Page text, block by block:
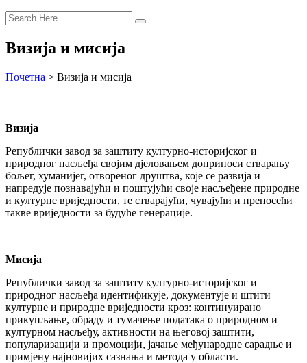
Визија и мисија
Почетна > Визија и мисија
Визија
Републички завод за заштиту културно-историјског и
природног насљеђа својим дјеловањем доприноси стварању
бољег, хуманијег, отвореног друштва, које се развија и
напредује познавајући и поштујући своје насљеђене природне
и културне вриједности, те стварајући, чувајући и преносећи
такве вриједности за будуће генерације.
Мисија
Републички завод за заштиту културно-историјског и
природног насљеђа идентификује, документује и штити
културне и природне вриједности кроз: континуирано
прикупљање, обраду и тумачење података о природном и
културном насљеђу, активности на његовој заштити,
популаризацији и промоцији, јачање међународне сарадње и
примјену најновијих сазнања и метода у области.